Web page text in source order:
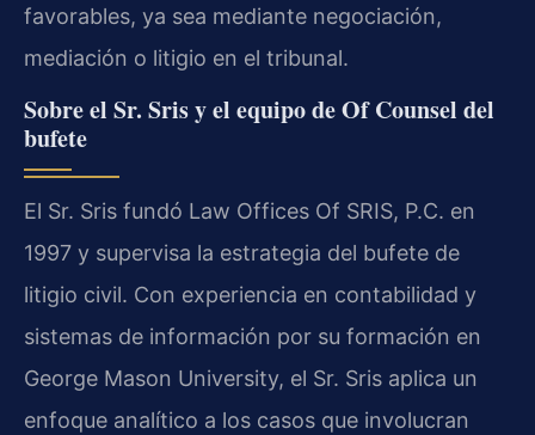
favorables, ya sea mediante negociación,
mediación o litigio en el tribunal.
Sobre el Sr. Sris y el equipo de Of Counsel del
bufete
El Sr. Sris fundó Law Offices Of SRIS, P.C. en
1997 y supervisa la estrategia del bufete de
litigio civil. Con experiencia en contabilidad y
sistemas de información por su formación en
George Mason University, el Sr. Sris aplica un
enfoque analítico a los casos que involucran